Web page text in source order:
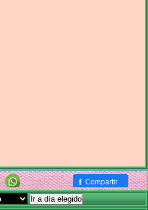
f Compartir
Ir a día elegido